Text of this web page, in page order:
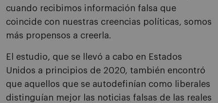
cuando recibimos información falsa que
coincide con nuestras creencias políticas, somos
más propensos a creerla.
El estudio, que se llevó a cabo en Estados
Unidos a principios de 2020, también encontró
que aquellos que se autodefinían como liberales
distinguían mejor las noticias falsas de las reales